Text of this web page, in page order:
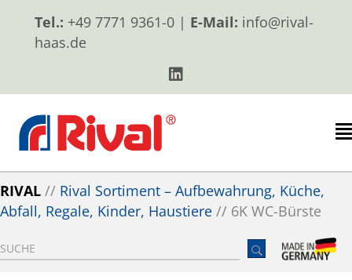
Tel.: +49 7771 9361-0 | E-Mail: info@rival-
haas.de
RIVAL // Rival Sortiment – Aufbewahrung, Küche,
Abfall, Regale, Kinder, Haustiere // 6K WC-Bürste